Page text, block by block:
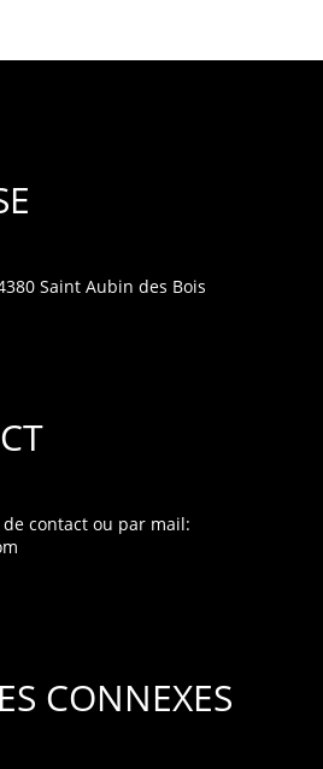
Saint Aubin des Bois
contact ou par mail:
CONNEXES